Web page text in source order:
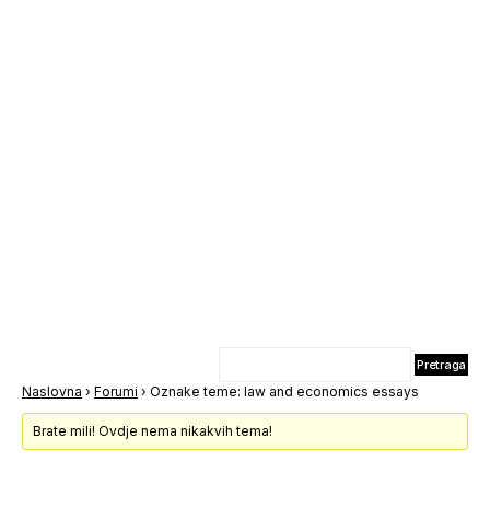
Naslovna › Forumi › Oznake teme: law and economics essays
Brate mili! Ovdje nema nikakvih tema!